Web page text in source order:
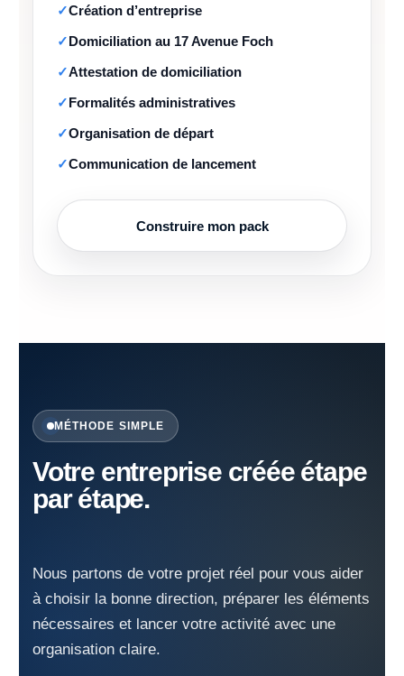
Création d’entreprise
Domiciliation au 17 Avenue Foch
Attestation de domiciliation
Formalités administratives
Organisation de départ
Communication de lancement
Construire mon pack
MÉTHODE SIMPLE
Votre entreprise créée étape
par étape.
Nous partons de votre projet réel pour vous aider
à choisir la bonne direction, préparer les éléments
nécessaires et lancer votre activité avec une
organisation claire.